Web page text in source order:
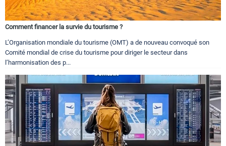
Comment financer la survie du tourisme ?
L’Organisation mondiale du tourisme (OMT) a de nouveau convoqué son
Comité mondial de crise du tourisme pour diriger le secteur dans
l’harmonisation des p...